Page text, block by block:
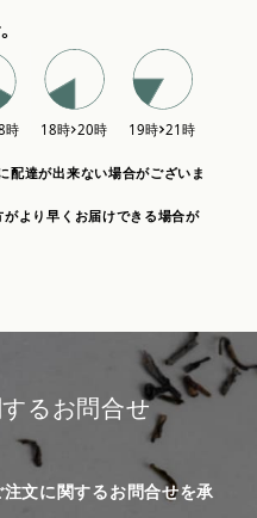
配達が出来ない場合がございま
より早くお届けできる場合が
るお問合せ
文に関するお問合せを承